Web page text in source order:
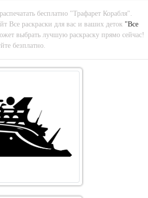
бесплатно "Трафарет Корабля".
Все раскраски для вас и ваших деток "Все
выбрать лучшую раскраску прямо сейчас!
безплатно.